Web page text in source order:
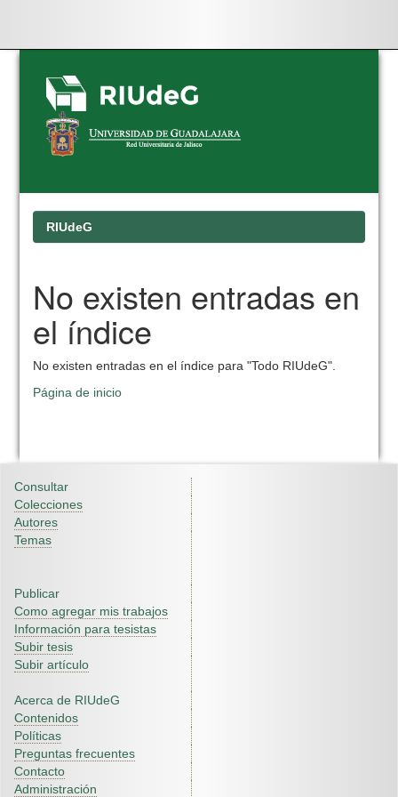
Skip
navigation
RIUdeG
No existen entradas en
el índice
No existen entradas en el índice para "Todo RIUdeG".
Página de inicio
Consultar
Colecciones
Autores
Temas
Publicar
Como agregar mis trabajos
Información para tesistas
Subir tesis
Subir artículo
Acerca de RIUdeG
Contenidos
Políticas
Preguntas frecuentes
Contacto
Administración